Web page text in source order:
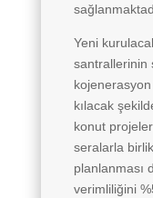
Yeni
santrallerinin
kojenerasyon
kılacak
konut
seralarla
planlanması
verimliliğini